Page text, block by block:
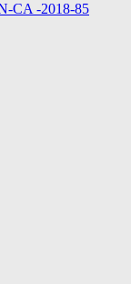
CA -2018-85